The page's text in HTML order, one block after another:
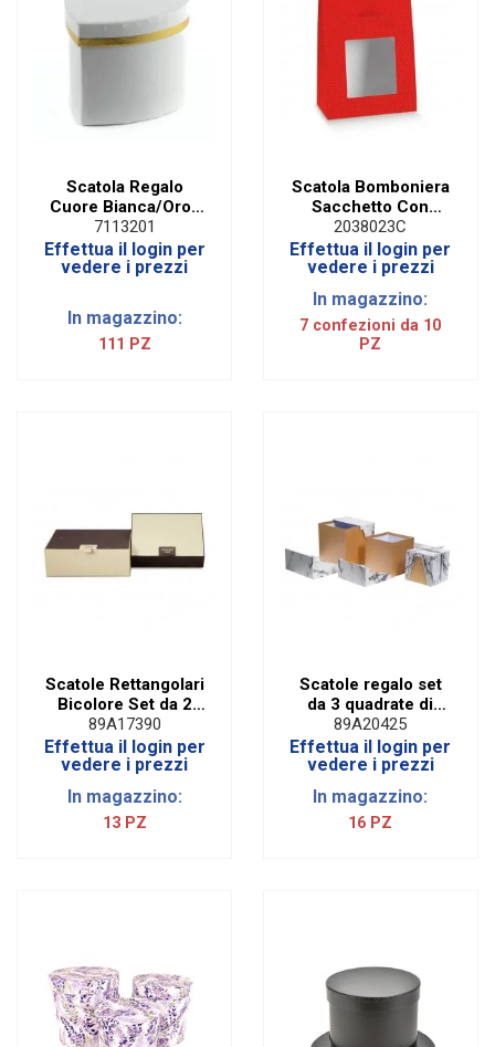
Scatola Regalo
Cuore Bianca/Oro |
H 8 Cm
7113201
Effettua il login per
vedere i prezzi
In magazzino:
111 PZ
Scatola Bomboniera
Sacchetto Con
Finestra Lino Rosso
17 X 7 X 23,5 cm
(10 PZ)
2038023C
Effettua il login per
vedere i prezzi
In magazzino:
7 confezioni da 10
PZ
Scatole Rettangolari
Bicolore Set da 2
pezzi
89A17390
Effettua il login per
vedere i prezzi
In magazzino:
13 PZ
Scatole regalo set
da 3 quadrate di
colore bianco
89A20425
Effettua il login per
vedere i prezzi
In magazzino:
16 PZ